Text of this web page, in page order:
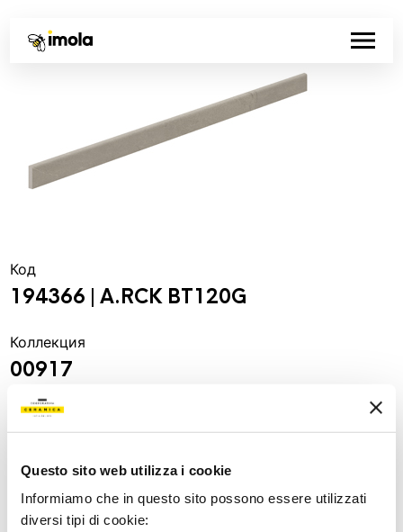
Questo sito web utilizza i cookie
Informiamo che in questo sito possono essere utilizzati
diversi tipi di cookie:
Код
194366 | A.RCK BT120G
Коллекция
00917
Цвет:
Специальные элементы
Формат:
6.0x120.0
Матовый
Разнотон: